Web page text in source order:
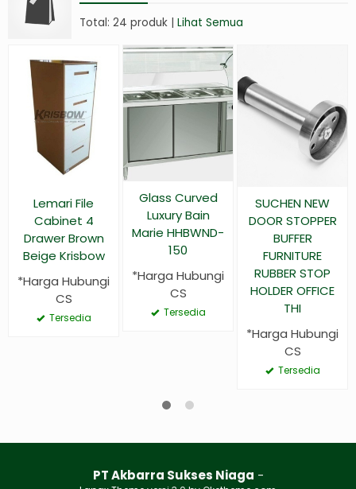
Total: 24 produk | Lihat Semua
Lemari File
Cabinet 4
Drawer Brown
Beige Krisbow
*Harga Hubungi
CS
Tersedia
Glass Curved
Luxury Bain
Marie HHBWND-
150
*Harga Hubungi
CS
Tersedia
SUCHEN NEW
DOOR STOPPER
BUFFER
FURNITURE
RUBBER STOP
HOLDER OFFICE
THI
*Harga Hubungi
CS
Tersedia
PT Akbarra Sukses Niaga -